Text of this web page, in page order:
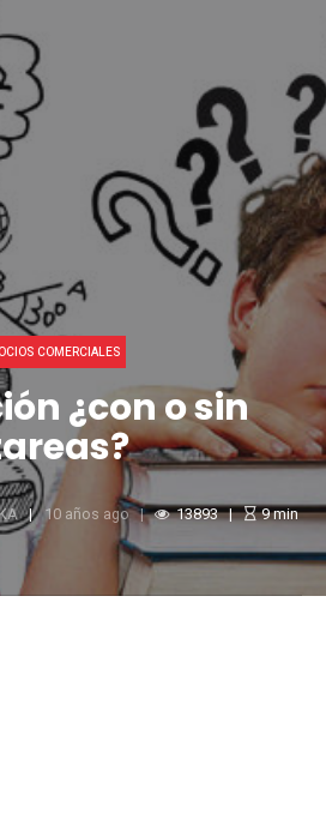
COMERCIALES
¿con o sin
10 años ago 13893 9min